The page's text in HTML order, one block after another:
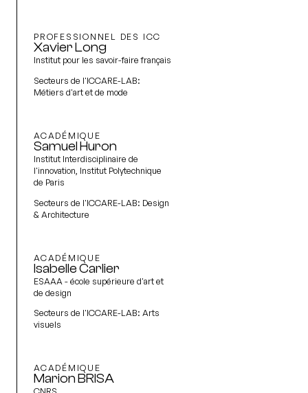
PROFESSIONNEL DES ICC
Xavier Long
Institut pour les savoir-faire français
Secteurs de l'ICCARE-LAB:
Métiers d'art et de mode
ACADÉMIQUE
Samuel Huron
Institut Interdisciplinaire de
l'innovation, Institut Polytechnique
de Paris
Secteurs de l'ICCARE-LAB: Design
& Architecture
ACADÉMIQUE
Isabelle Carlier
ESAAA - école supérieure d'art et
de design
Secteurs de l'ICCARE-LAB: Arts
visuels
ACADÉMIQUE
Marion BRISA